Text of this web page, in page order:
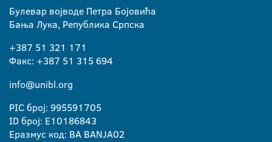
Булевар војводе Петра Бојовића
Бања Лука, Република Српска
+387 51 321 171
Факс: +387 51 315 694
info@unibl.org
PIC број: 995591705
ID број: E10186843
Еразмус код: BA BANJA02